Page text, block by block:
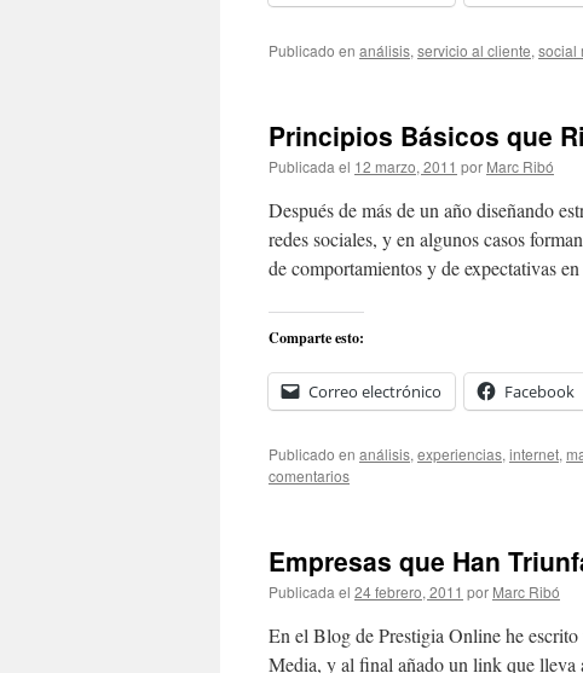
Publicado en análisis, servicio al cliente, social
Principios Básicos que
Publicada el 12 marzo, 2011 por Marc Ribó
Después de más de un año diseñando
redes sociales, y en algunos casos
de comportamientos y de expectativas
Comparte esto:
Correo electrónico Facebook
Publicado en análisis, experiencias, internet,
comentarios
Empresas que Han
Publicada el 24 febrero, 2011 por Marc Ribó
En el Blog de Prestigia Online he
Media, y al final añado un link que